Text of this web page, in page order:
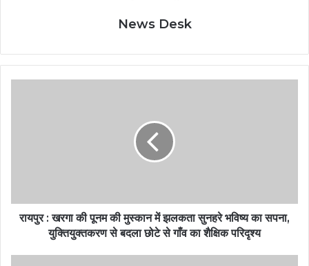
News Desk
रायपुर : खरगा की पूनम की मुस्कान में झलकता सुनहरे भविष्य का सपना,
युक्तियुक्तकरण से बदला छोटे से गाँव का शैक्षिक परिदृश्य